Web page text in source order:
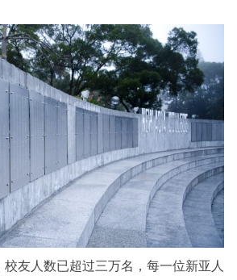
友人数已超过三万名，每一位新亚人